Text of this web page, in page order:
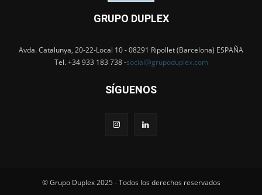
GRUPO DUPLEX
Avda. Catalunya, 20-22-Local 10 - 08291 Ripollet (Barcelona) ESPAÑA
Tel. +34 933 183 738 -social@grupoduplex.com
SÍGUENOS
© Grupo Duplex 2025 - Todos los derechos reservados